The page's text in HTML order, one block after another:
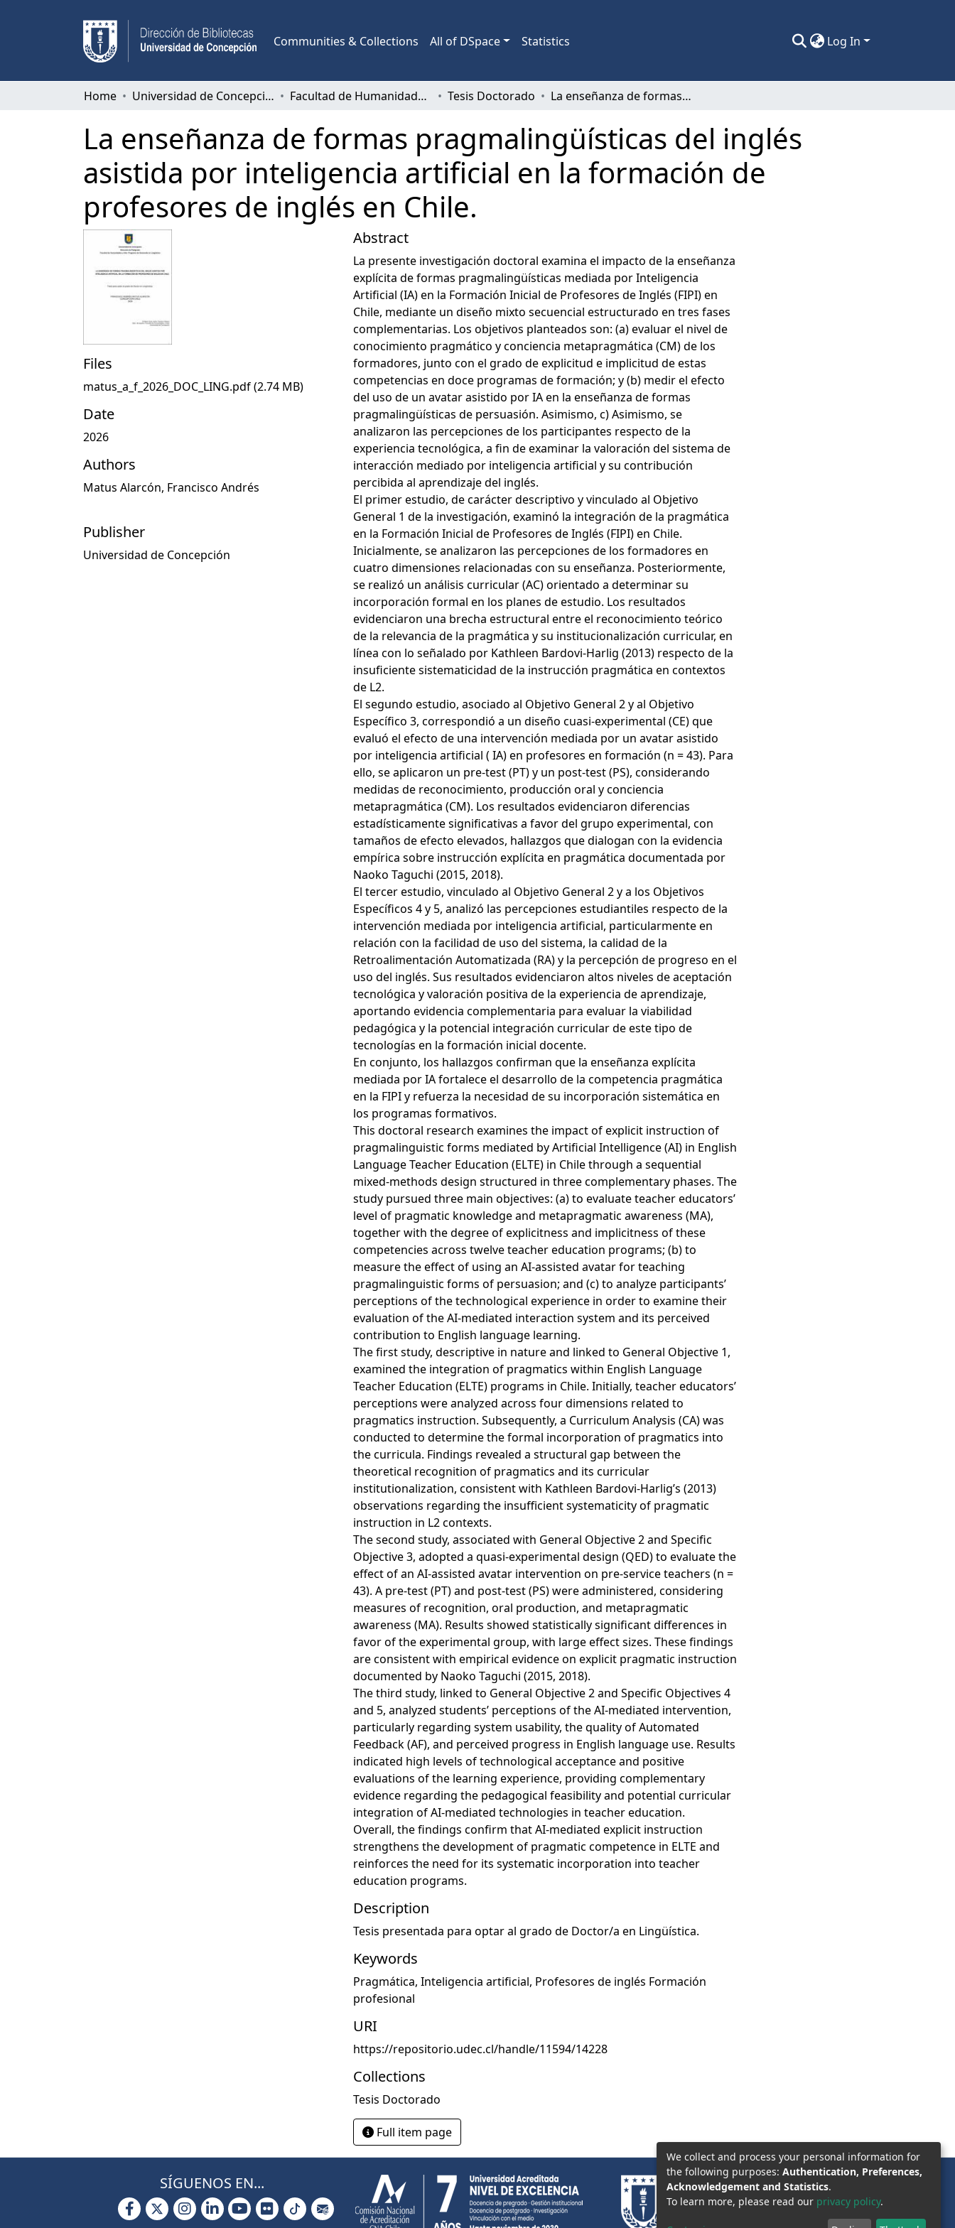
Communities & Collections All of DSpace Statistics Log In
Home Universidad de Concepción Facultad de Humanidades y Arte Tesis Doctorado La enseñanza de formas pragmalingüísticas del inglés asistida por inteligencia artificial en la formación de profesores de inglés en Chile.
La enseñanza de formas pragmalingüísticas del inglés
asistida por inteligencia artificial en la formación de
profesores de inglés en Chile.
Files
matus_a_f_2026_DOC_LING.pdf(2.74 MB)
Date
2026
Authors
Matus Alarcón, Francisco Andrés
Publisher
Universidad de Concepción
Abstract
La presente investigación doctoral examina el impacto de la enseñanza
explícita de formas pragmalingüísticas mediada por Inteligencia
Artificial (IA) en la Formación Inicial de Profesores de Inglés (FIPI) en
Chile, mediante un diseño mixto secuencial estructurado en tres fases
complementarias. Los objetivos planteados son: (a) evaluar el nivel de
conocimiento pragmático y conciencia metapragmática (CM) de los
formadores, junto con el grado de explicitud e implicitud de estas
competencias en doce programas de formación; y (b) medir el efecto
del uso de un avatar asistido por IA en la enseñanza de formas
pragmalingüísticas de persuasión. Asimismo, c) Asimismo, se
analizaron las percepciones de los participantes respecto de la
experiencia tecnológica, a fin de examinar la valoración del sistema de
interacción mediado por inteligencia artificial y su contribución
percibida al aprendizaje del inglés.
El primer estudio, de carácter descriptivo y vinculado al Objetivo
General 1 de la investigación, examinó la integración de la pragmática
en la Formación Inicial de Profesores de Inglés (FIPI) en Chile.
Inicialmente, se analizaron las percepciones de los formadores en
cuatro dimensiones relacionadas con su enseñanza. Posteriormente,
se realizó un análisis curricular (AC) orientado a determinar su
incorporación formal en los planes de estudio. Los resultados
evidenciaron una brecha estructural entre el reconocimiento teórico
de la relevancia de la pragmática y su institucionalización curricular, en
línea con lo señalado por Kathleen Bardovi-Harlig (2013) respecto de la
insuficiente sistematicidad de la instrucción pragmática en contextos
de L2.
El segundo estudio, asociado al Objetivo General 2 y al Objetivo
Específico 3, correspondió a un diseño cuasi-experimental (CE) que
evaluó el efecto de una intervención mediada por un avatar asistido
por inteligencia artificial ( IA) en profesores en formación (n = 43). Para
ello, se aplicaron un pre-test (PT) y un post-test (PS), considerando
medidas de reconocimiento, producción oral y conciencia
metapragmática (CM). Los resultados evidenciaron diferencias
estadísticamente significativas a favor del grupo experimental, con
tamaños de efecto elevados, hallazgos que dialogan con la evidencia
empírica sobre instrucción explícita en pragmática documentada por
Naoko Taguchi (2015, 2018).
El tercer estudio, vinculado al Objetivo General 2 y a los Objetivos
Específicos 4 y 5, analizó las percepciones estudiantiles respecto de la
intervención mediada por inteligencia artificial, particularmente en
relación con la facilidad de uso del sistema, la calidad de la
Retroalimentación Automatizada (RA) y la percepción de progreso en el
uso del inglés. Sus resultados evidenciaron altos niveles de aceptación
tecnológica y valoración positiva de la experiencia de aprendizaje,
aportando evidencia complementaria para evaluar la viabilidad
pedagógica y la potencial integración curricular de este tipo de
tecnologías en la formación inicial docente.
En conjunto, los hallazgos confirman que la enseñanza explícita
mediada por IA fortalece el desarrollo de la competencia pragmática
en la FIPI y refuerza la necesidad de su incorporación sistemática en
los programas formativos.
This doctoral research examines the impact of explicit instruction of
pragmalinguistic forms mediated by Artificial Intelligence (AI) in English
Language Teacher Education (ELTE) in Chile through a sequential
mixed-methods design structured in three complementary phases. The
study pursued three main objectives: (a) to evaluate teacher educators’
level of pragmatic knowledge and metapragmatic awareness (MA),
together with the degree of explicitness and implicitness of these
competencies across twelve teacher education programs; (b) to
measure the effect of using an AI-assisted avatar for teaching
pragmalinguistic forms of persuasion; and (c) to analyze participants’
perceptions of the technological experience in order to examine their
evaluation of the AI-mediated interaction system and its perceived
contribution to English language learning.
The first study, descriptive in nature and linked to General Objective 1,
examined the integration of pragmatics within English Language
Teacher Education (ELTE) programs in Chile. Initially, teacher educators’
perceptions were analyzed across four dimensions related to
pragmatics instruction. Subsequently, a Curriculum Analysis (CA) was
conducted to determine the formal incorporation of pragmatics into
the curricula. Findings revealed a structural gap between the
theoretical recognition of pragmatics and its curricular
institutionalization, consistent with Kathleen Bardovi-Harlig’s (2013)
observations regarding the insufficient systematicity of pragmatic
instruction in L2 contexts.
The second study, associated with General Objective 2 and Specific
Objective 3, adopted a quasi-experimental design (QED) to evaluate the
effect of an AI-assisted avatar intervention on pre-service teachers (n =
43). A pre-test (PT) and post-test (PS) were administered, considering
measures of recognition, oral production, and metapragmatic
awareness (MA). Results showed statistically significant differences in
favor of the experimental group, with large effect sizes. These findings
are consistent with empirical evidence on explicit pragmatic instruction
documented by Naoko Taguchi (2015, 2018).
The third study, linked to General Objective 2 and Specific Objectives 4
and 5, analyzed students’ perceptions of the AI-mediated intervention,
particularly regarding system usability, the quality of Automated
Feedback (AF), and perceived progress in English language use. Results
indicated high levels of technological acceptance and positive
evaluations of the learning experience, providing complementary
evidence regarding the pedagogical feasibility and potential curricular
integration of AI-mediated technologies in teacher education.
Overall, the findings confirm that AI-mediated explicit instruction
strengthens the development of pragmatic competence in ELTE and
reinforces the need for its systematic incorporation into teacher
education programs.
Description
Tesis presentada para optar al grado de Doctor/a en Lingüística.
Keywords
Pragmática, Inteligencia artificial, Profesores de inglés Formación
profesional
URI
https://repositorio.udec.cl/handle/11594/14228
Collections
Tesis Doctorado
Full item page
SÍGUENOS EN...
We collect and process your personal information for
the following purposes: Authentication, Preferences,
Acknowledgement and Statistics.
To learn more, please read our privacy policy.